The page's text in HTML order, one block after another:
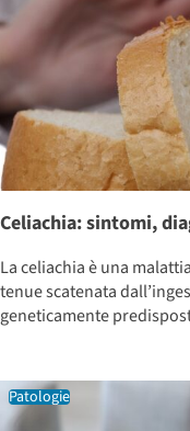
Celiachia: sintomi,
La celiachia è una
tenue scatenata
geneticamente
Patologie